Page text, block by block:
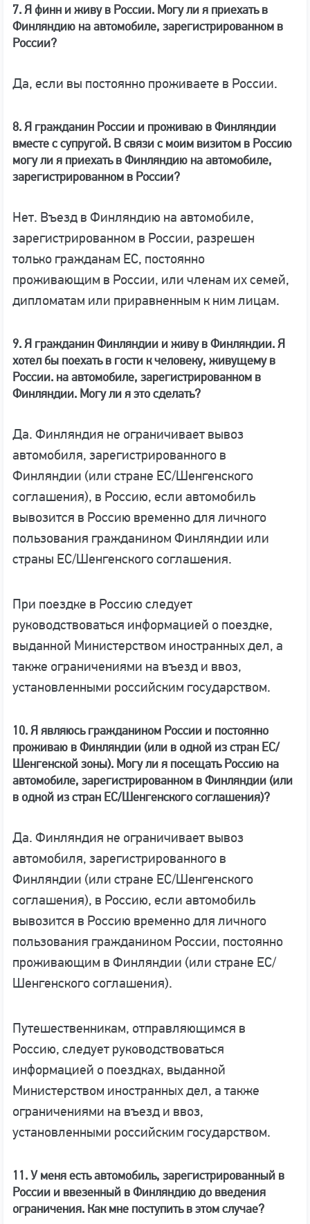
7. Я финн и живу в России. Могу ли я приехать в
Финляндию на автомобиле, зарегистрированном в
России?
Да, если вы постоянно проживаете в России.
8. Я гражданин России и проживаю в Финляндии
вместе с супругой. В связи с моим визитом в Россию
могу ли я приехать в Финляндию на автомобиле,
зарегистрированном в России?
Нет. Въезд в Финляндию на автомобиле,
зарегистрированном в России, разрешен
только гражданам ЕС, постоянно
проживающим в России, или членам их семей,
дипломатам или приравненным к ним лицам.
9. Я гражданин Финляндии и живу в Финляндии. Я
хотел бы поехать в гости к человеку, живущему в
России. на автомобиле, зарегистрированном в
Финляндии. Могу ли я это сделать?
Да. Финляндия не ограничивает вывоз
автомобиля, зарегистрированного в
Финляндии (или стране ЕС/Шенгенского
соглашения), в Россию, если автомобиль
вывозится в Россию временно для личного
пользования гражданином Финляндии или
страны ЕС/Шенгенского соглашения.
При поездке в Россию следует
руководствоваться информацией о поездке,
выданной Министерством иностранных дел, а
также ограничениями на въезд и ввоз,
установленными российским государством.
10. Я являюсь гражданином России и постоянно
проживаю в Финляндии (или в одной из стран ЕС/
Шенгенской зоны). Могу ли я посещать Россию на
автомобиле, зарегистрированном в Финляндии (или
в одной из стран ЕС/Шенгенского соглашения)?
Да. Финляндия не ограничивает вывоз
автомобиля, зарегистрированного в
Финляндии (или стране ЕС/Шенгенского
соглашения), в Россию, если автомобиль
вывозится в Россию временно для личного
пользования гражданином России, постоянно
проживающим в Финляндии (или стране ЕС/
Шенгенского соглашения).
Путешественникам, отправляющимся в
Россию, следует руководствоваться
информацией о поездках, выданной
Министерством иностранных дел, а также
ограничениями на въезд и ввоз,
установленными российским государством.
11. У меня есть автомобиль, зарегистрированный в
России и ввезенный в Финляндию до введения
ограничения. Как мне поступить в этом случае?